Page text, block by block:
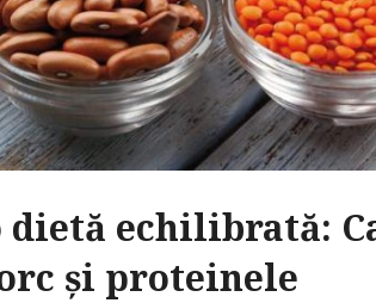
echilibrată:
și proteinele